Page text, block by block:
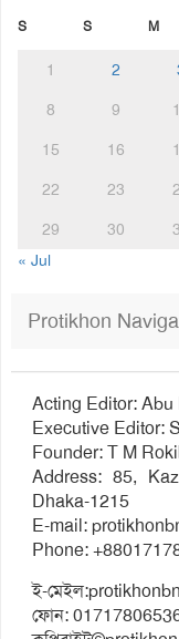
S S M
1 2
8
9
15
16
22
23
29
30
« Jul
Protikhon
Acting Editor:
Executive Editor:
Founder: T M
Address: 85,
Dhaka-1215
E-mail:
Phone:
ই-মেইল:
ফোন: